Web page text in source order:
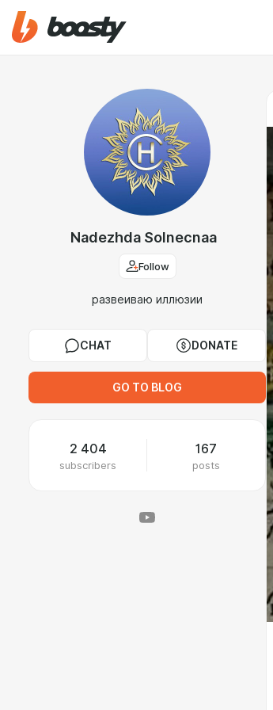
Nadezhda Solnecnaa
Follow
развеиваю иллюзии
CHAT DONATE
GO TO BLOG
2 404
subscribers
167
posts